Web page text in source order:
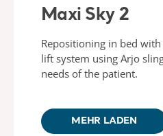
Maxi Sky 2
Repositioning in bed
lift system using Arjo
needs of the patient.
MEHR LADEN